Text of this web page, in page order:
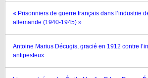
« Prisonniers de guerre français dans l’industrie
allemande (1940-1945) »
Antoine Marius Décugis, gracié en 1912 contre
antipesteux